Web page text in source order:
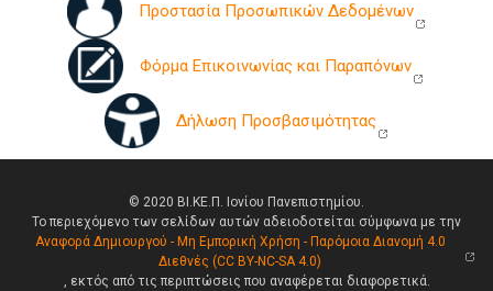
Προστασία Προσωπικών Δεδομένων
Φόρμα Επικοινωνίας και Παραπόνων
Δήλωση Προσβασιμότητας
© 2020 ΒΙ.ΚΕ.Π. Ιονίου Πανεπιστημίου.
Το περιεχόμενο των σελίδων αυτών αδειοδοτείται σύμφωνα με την
Αναφορά Δημιουργού - Μη Εμπορική Χρήση - Παρόμοια Διανομή 4.0
Διεθνές (CC BY-NC-SA 4.0)
, εκτός από τις περιπτώσεις που αναφέρεται διαφορετικά.